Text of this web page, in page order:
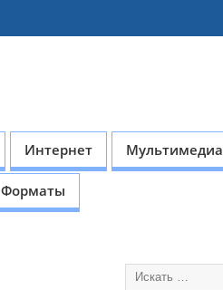
Интернет Мультимедиа
Форматы